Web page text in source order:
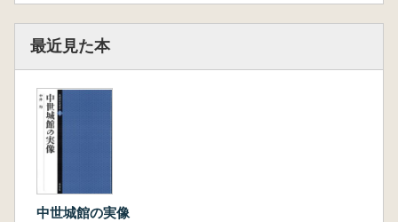
最近見た本
中世城館の実像